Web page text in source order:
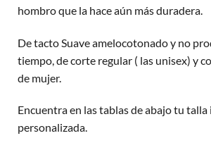
hombro que la hace aún más duradera.
De tacto Suave amelocotonado y no
tiempo, de corte regular ( las unisex) y
de mujer.
Encuentra en las tablas de abajo tu talla
personalizada.